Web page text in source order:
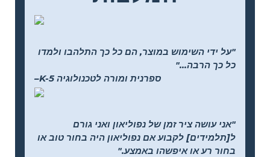
"על ידי השימוש במוצר, הם כל כך התלהבו ולמדו
כל כך הרבה..."
–K-5 ספרנית ומורה לטכנולוגיה
"אני עושה ציר זמן של נפוליאון ואני גורם
ל[תלמידים] לקבוע אם נפוליאון היה בחור טוב או
בחור רע או איפשהו באמצע."